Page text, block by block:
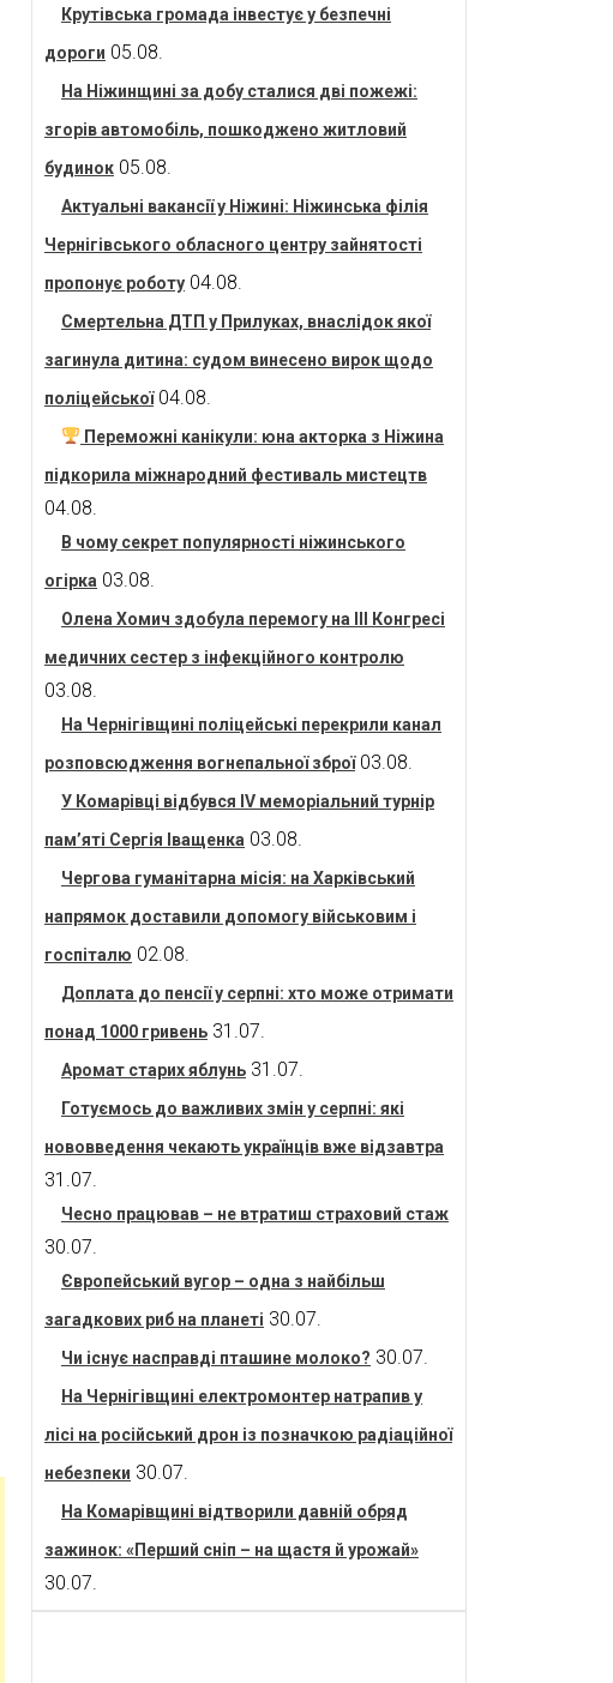
Крутівська громада інвестує у безпечні
дороги 05.08.
На Ніжинщині за добу сталися дві пожежі:
згорів автомобіль, пошкоджено житловий
будинок 05.08.
Актуальні вакансії у Ніжині: Ніжинська філія
Чернігівського обласного центру зайнятості
пропонує роботу 04.08.
Смертельна ДТП у Прилуках, внаслідок якої
загинула дитина: судом винесено вирок щодо
поліцейської 04.08.
Переможні канікули: юна акторка з Ніжина
підкорила міжнародний фестиваль мистецтв
04.08.
В чому секрет популярності ніжинського
огірка 03.08.
Олена Хомич здобула перемогу на ІІІ Конгресі
медичних сестер з інфекційного контролю
03.08.
На Чернігівщині поліцейські перекрили канал
розповсюдження вогнепальної зброї 03.08.
У Комарівці відбувся IV меморіальний турнір
пам’яті Сергія Іващенка 03.08.
Чергова гуманітарна місія: на Харківський
напрямок доставили допомогу військовим і
госпіталю 02.08.
Доплата до пенсії у серпні: хто може отримати
понад 1000 гривень 31.07.
Аромат старих яблунь 31.07.
Готуємось до важливих змін у серпні: які
нововведення чекають українців вже відзавтра
31.07.
Чесно працював – не втратиш страховий стаж
30.07.
Європейський вугор – одна з найбільш
загадкових риб на планеті 30.07.
Чи існує насправді пташине молоко? 30.07.
На Чернігівщині електромонтер натрапив у
лісі на російський дрон із позначкою радіаційної
небезпеки 30.07.
На Комарівщині відтворили давній обряд
зажинок: «Перший сніп – на щастя й урожай»
30.07.